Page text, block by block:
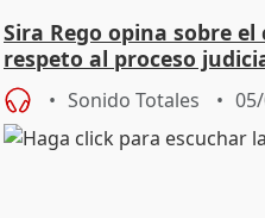
Sira Rego opina sobre
respeto al proceso
Sonido Totales